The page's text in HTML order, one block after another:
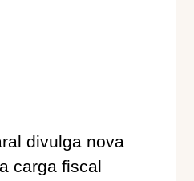
divulga nova
carga fiscal